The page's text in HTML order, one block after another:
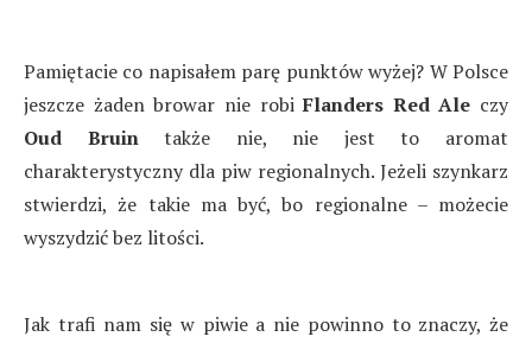
Pamiętacie co napisałem parę punktów wyżej? W Polsce
jeszcze żaden browar nie robiFlanders Red Ale czy
Oud Bruintakże nie, nie jest to aromat
charakterystyczny dla piw regionalnych. Jeżeli szynkarz
stwierdzi, że takie ma być, bo regionalne – możecie
wyszydzić bez litości.
Jak trafi nam się w piwie a nie powinno to znaczy, że